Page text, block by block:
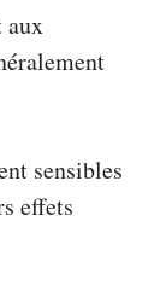
aux
sensibles
effets